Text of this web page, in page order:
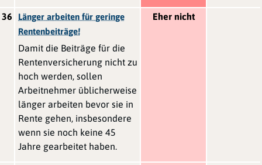
36
Länger arbeiten für geringe
Rentenbeiträge!
Damit die Beiträge für die
Rentenversicherung nicht zu
hoch werden, sollen
Arbeitnehmer üblicherweise
länger arbeiten bevor sie in
Rente gehen, insbesondere
wenn sie noch keine 45
Jahre gearbeitet haben.
Eher nicht